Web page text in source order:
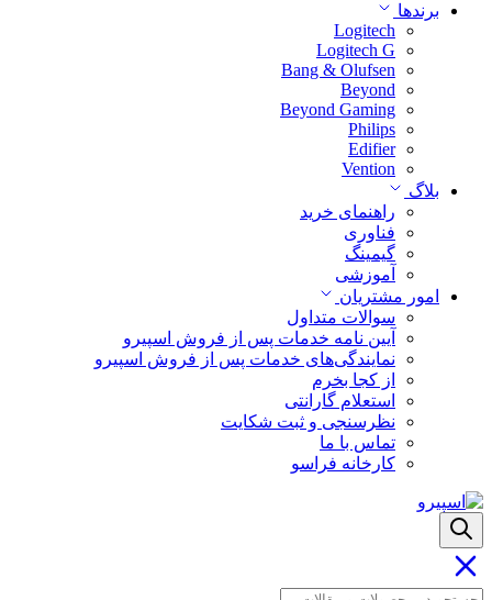
برندها
Logitech
Logitech G
Bang & Olufsen
Beyond
Beyond Gaming
Philips
Edifier
Vention
بلاگ
راهنمای خرید
فناوری
گیمینگ
آموزشی
امور مشتریان
سوالات متداول
آیین نامه خدمات پس از فروش اسپیرو
نمایندگی‌های خدمات پس از فروش اسپیرو
از کجا بخرم
استعلام گارانتی
نظرسنجی و ثبت شکایت
تماس با ما
کارخانه فراسو